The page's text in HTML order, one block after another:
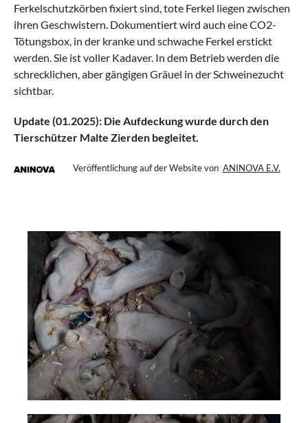
Ferkelschutzkörben fixiert sind, tote Ferkel liegen zwischen
ihren Geschwistern. Dokumentiert wird auch eine CO2-
Tötungsbox, in der kranke und schwache Ferkel erstickt
werden. Sie ist voller Kadaver. In dem Betrieb werden die
schrecklichen, aber gängigen Gräuel in der Schweinezucht
sichtbar.
Update (01.2025): Die Aufdeckung wurde durch den
Tierschützer Malte Zierden begleitet.
Veröffentlichung auf der Website von ANINOVA E.V.